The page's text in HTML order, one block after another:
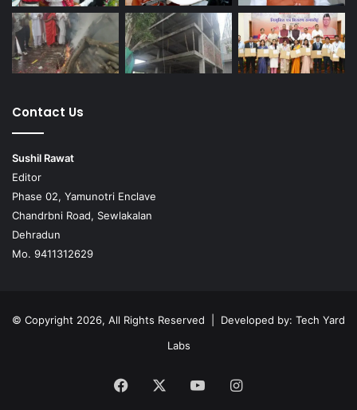
Contact Us
Sushil Rawat
Editor
Phase 02, Yamunotri Enclave
Chandrbni Road, Sewlakalan
Dehradun
Mo. 9411312629
© Copyright 2026, All Rights Reserved | Developed by: Tech Yard
Labs
Facebook YouTubeInstagram